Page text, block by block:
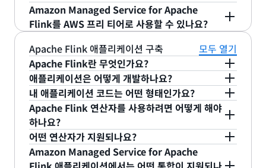
앱에서 사용자 이탈을 예측하고 저하된 시스템을 식
별하는 등 실시간으로 비즈니스의 변화에 즉시 반응
이션이 고객 관련 API의 가용성 또는 성공률을 계산
한 후, 결과를 Amazon CloudWatch로 전송할 수
있습니다. 특정 범주에 해당하는 이벤트를 찾은 후
Amazon Kinesis Data Streams 및 Amazon
Simple Notification Service(SNS)를 사용하여 적
절한 고객에게 자동으로 알림을 전송하도록 애플리케
이션을 구축할 수도 있습니다.
대화형 데이터 스트림 분석
출력: 그런 다음, 선택 사항으로 데이터를 외부 대
상에 유지하도록 애플리케이션 출력을 구성할 수
있습니다. Amazon Managed Service for
Apache Flink 애플리케이션 및 Studio 노트북
의 애플리케이션 코드 내부에 이러한 출력을 추가
합니다.
예약될 수 있는 병렬 작업의 수를 정의하며, 기본값은
1입니다. 자세한 내용은 Amazon Managed
Service for Apache Flink 개발자 안내서의 규모 조
정을 참조하세요.
KPU의 개수에 따라 시간당 요금이 청구됩니다. 단일
KPU는 하나의 vCPU의 컴퓨팅 및 4GB의 메모리로
구성된 스트림 처리 용량 단위입니다. Amazon
Managed Service for Apache Flink는 스트림 처
리 애플리케이션의 요구에 따라 KPU의 수를 자동으
로 조정합니다. 메모리 및 컴퓨팅 수요가 처리 복잡성
과 처리된 스트리밍 데이터의 처리량에 따라 다르기
때문입니다.
Apache Flink 및 Apache Beam 애플리케이션의
경우 애플리케이션 오케스트레이션에 대해 애플리케
이션당 단일 추가 KPU 요금이 청구됩니다. 또한
Flink 애플리케이션이 실행 중인 경우 최소 2개의
KPU와 50GB의 실행 중인 애플리케이션 스토리지에
대한 요금이 부과됩니다.
Amazon Managed Service for Apache Flink
Studio 노트북에서 애플리케이션이 실행 중인 경우
최소 3개의 KPU와 50GB의 실행 애플리케이션 스토
리지에 대한 요금이 부과됩니다.
Amazon Managed Service for Apache Flink는
완전관리형 스트림 처리 솔루션으로서, 데이터를 읽
대상과는 독립적입니다. 애플리케이션에서 읽고 쓰는
서비스에 대해서는 별도로 요금이 청구됩니다.
Amazon Managed Service for Apache
Flink를 AWS 프리 티어로 사용할 수 있나요?
Flink는 현재 AWS 프리 티어로 사용할 수 없습니다.
Apache Flink 애플리케이션 구축
모두 열기
Apache Flink란 무엇인가요?
Apache Flink는스트림 및 배치 데이터 처리를 위한
오픈 소스 프레임워크이자 엔진입니다. 강력한 연산
자를 제공하고 중복 처리와 같은 주요 스트리밍 문제
를 해결하기 때문에 손쉬운 스트리밍 애플리케이션
구축이 가능합니다. Apache Flink는 데이터 스트림
에 배포된 계산에 대한 데이터 배포, 커뮤니케이션 및
애플리케이션은 어떻게 개발하나요?
먼저 AWS SDK, Apache Flink 및 AWS 서비스용 커
넥터가 포함된 오픈 소스 라이브러리를 다운로드할
수 있습니다.Apache용 Amazon 관리 서비스 Flink
용 개발자안내서에서 라이브러리를 다운로드하고 첫
번째 애플리케이션을 생성하는 방법에 대한 지침을
내 애플리케이션 코드는 어떤 형태인가요?
데이터 스트림 및 스트림 연산자를 사용하여 Apache
Flink 코드를 작성합니다. 애플리케이션 데이터 스트
림은 코드 사용에 대한 처리를 수행하는 데이터 구조
입니다. 데이터는 원본에서 애플리케이션 데이터 스
Apache Flink 연산자를 사용하려면 어떻게 해야
하나요?
운영자는애플리케이션 데이터 스트림을 입력으로 받
아 처리된 데이터를 애플리케이션 데이터 스트림에
어떤 연산자가 지원되나요?
Amazon Managed Service for Apache Flink는
Amazon Managed Service for Apache